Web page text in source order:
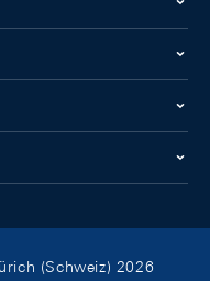
(Schweiz) 2026